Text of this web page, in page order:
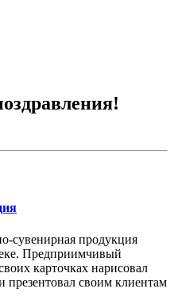
сувенирная продукция
Предприимчивый
карточках нарисовал
презентовал своим клиентам